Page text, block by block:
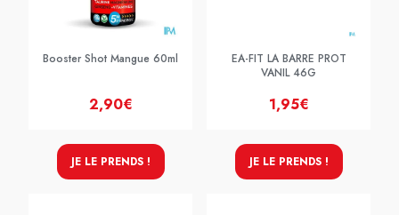
Booster Shot Mangue 60ml
2,90€
JE LE PRENDS !
EA-FIT LA BARRE PROT
VANIL 46G
1,95€
JE LE PRENDS !